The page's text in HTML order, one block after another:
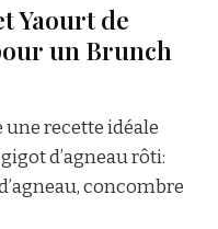
Yaourt de
un Brunch
une recette idéale
d’agneau rôti:
concombre